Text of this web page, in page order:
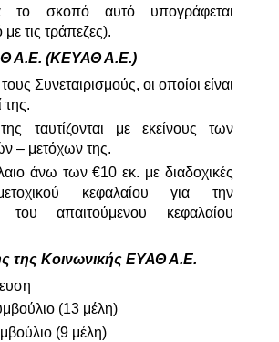
το σκοπό αυτό υπογράφεται
τις τράπεζες).
Α.Ε. (ΚΕΥΑΘ Α.Ε.)
Συνεταιρισμούς, οι οποίοι είναι
της.
ταυτίζονται με εκείνους των
– μετόχων της.
άνω των €10 εκ. με διαδοχικές
κεφαλαίου για την
του απαιτούμενου κεφαλαίου
της Κοινωνικής ΕΥΑΘ Α.Ε.
(13 μέλη)
(9 μέλη)